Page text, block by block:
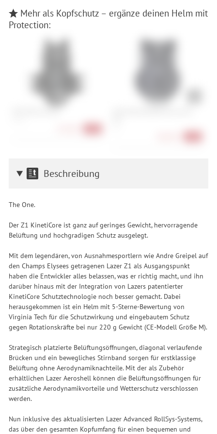
Mehr als Kopfschutz – ergänze deinen Helm mit
Protection:
Beschreibung
The One.
Der Z1 KinetiCore ist ganz auf geringes Gewicht, hervorragende
Belüftung und hochgradigen Schutz ausgelegt.
Mit dem legendären, von Ausnahmesportlern wie Andre Greipel auf
den Champs Elysees getragenen Lazer Z1 als Ausgangspunkt
haben die Entwickler alles belassen, was er richtig macht, und ihn
darüber hinaus mit der Integration von Lazers patentierter
KinetiCore Schutztechnologie noch besser gemacht. Dabei
herausgekommen ist ein Helm mit 5-Sterne-Bewertung von
Virginia Tech für die Schutzwirkung und eingebautem Schutz
gegen Rotationskräfte bei nur 220 g Gewicht (CE-Modell Größe M).
Strategisch platzierte Belüftungsöffnungen, diagonal verlaufende
Brücken und ein bewegliches Stirnband sorgen für erstklassige
Belüftung ohne Aerodynamiknachteile. Mit der als Zubehör
erhältlichen Lazer Aeroshell können die Belüftungsöffnungen für
zusätzliche Aerodynamikvorteile und Wetterschutz verschlossen
werden.
Nun inklusive des aktualisierten Lazer Advanced RollSys-Systems,
das über den gesamten Kopfumfang für einen bequemen und